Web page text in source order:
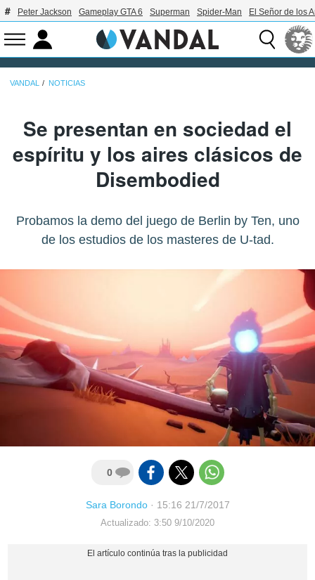
Peter Jackson Gameplay GTA 6 Superman Spider-Man El Señor de los
VANDAL NOTICIAS
Se presentan en sociedad el
espíritu y los aires clásicos de
Disembodied
Probamos la demo del juego de Berlin by Ten, uno
de los estudios de los masteres de U-tad.
0
Sara Borondo· 15:16 21/7/2017
Actualizado: 3:50 9/10/2020